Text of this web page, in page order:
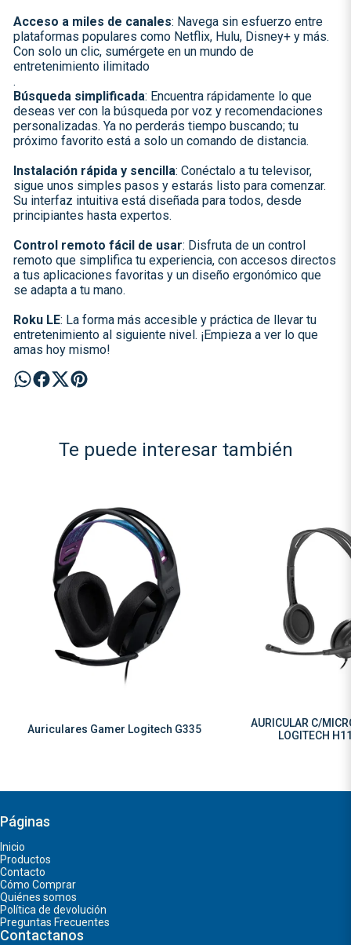
Acceso a miles de canales: Navega sin esfuerzo entre
plataformas populares como Netflix, Hulu, Disney+ y más.
Con solo un clic, sumérgete en un mundo de
entretenimiento ilimitado
.
Búsqueda simplificada: Encuentra rápidamente lo que
deseas ver con la búsqueda por voz y recomendaciones
personalizadas. Ya no perderás tiempo buscando; tu
próximo favorito está a solo un comando de distancia.
Instalación rápida y sencilla: Conéctalo a tu televisor,
sigue unos simples pasos y estarás listo para comenzar.
Su interfaz intuitiva está diseñada para todos, desde
principiantes hasta expertos.
Control remoto fácil de usar: Disfruta de un control
remoto que simplifica tu experiencia, con accesos directos
a tus aplicaciones favoritas y un diseño ergonómico que
se adapta a tu mano.
Roku LE: La forma más accesible y práctica de llevar tu
entretenimiento al siguiente nivel. ¡Empieza a ver lo que
amas hoy mismo!
Te puede interesar también
Auriculares Gamer Logitech G335
AURICULAR C/
LOGITECH
Páginas
Inicio
Productos
Contacto
Cómo Comprar
Quiénes somos
Política de devolución
Preguntas Frecuentes
Contactanos